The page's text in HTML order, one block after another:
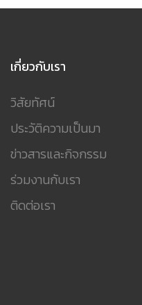
เกี่ยวกับเรา
วิสัยทัศน์
ประวัติความเป็นมา
ข่าวสารและกิจกรรม
ร่วมงานกับเรา
ติดต่อเรา